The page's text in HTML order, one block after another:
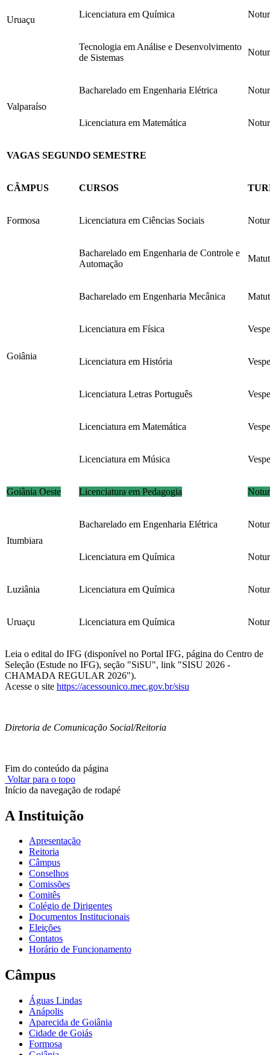
Uruaçu
Licenciatura em Química
Tecnologia em Análise e Desenvolvimento
de Sistemas
Valparaíso
Bacharelado em Engenharia Elétrica
Licenciatura em Matemática
VAGAS SEGUNDO SEMESTRE
CÂMPUS CURSOS
Formosa Licenciatura em Ciências Sociais
Goiânia
Bacharelado em Engenharia de Controle e
Automação
Bacharelado em Engenharia Mecânica
Licenciatura em Física
Licenciatura em História
Licenciatura Letras Português
Licenciatura em Matemática
Licenciatura em Música
Goiânia Oeste Licenciatura em Pedagogia
Itumbiara
Bacharelado em Engenharia Elétrica
Licenciatura em Química
Luziânia Licenciatura em Química
Uruaçu Licenciatura em Química
Leia o edital do IFG (disponível no Portal IFG, página do Centro de
Seleção (Estude no IFG), seção "SiSU", link "SISU 2026 -
CHAMADA REGULAR 2026").
Acesse o site https://acessounico.mec.gov.br/sisu
Diretoria de Comunicação Social/Reitoria
Fim do conteúdo da página
Voltar para o topo
Início da navegação de rodapé
A Instituição
Apresentação
Reitoria
Câmpus
Conselhos
Comissões
Comitês
Colégio de Dirigentes
Documentos Institucionais
Eleições
Contatos
Horário de Funcionamento
Câmpus
Águas Lindas
Anápolis
Aparecida de Goiânia
Cidade de Goiás
Formosa